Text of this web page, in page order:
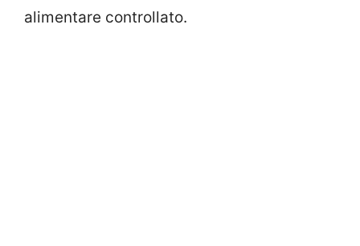
alimentare controllato.